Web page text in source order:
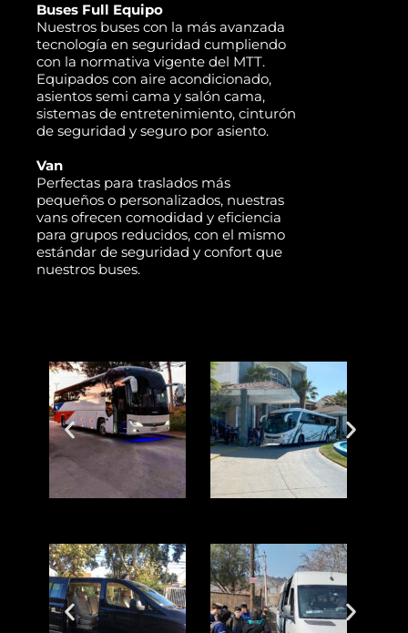
Buses Full Equipo
Nuestros buses con la más avanzada
tecnología en seguridad cumpliendo
con la normativa vigente del MTT.
Equipados con aire acondicionado,
asientos semi cama y salón cama,
sistemas de entretenimiento, cinturón
de seguridad y seguro por asiento.
Van
Perfectas para traslados más
pequeños o personalizados, nuestras
vans ofrecen comodidad y eficiencia
para grupos reducidos, con el mismo
estándar de seguridad y confort que
nuestros buses.